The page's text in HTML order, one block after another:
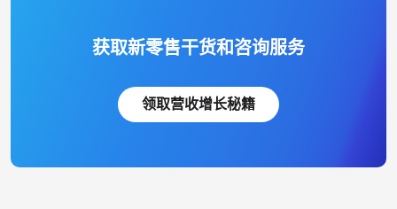
获取新零售干货和咨询服务
领取营收增长秘籍